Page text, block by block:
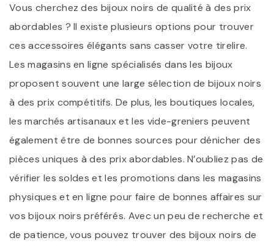
Vous cherchez des bijoux noirs de qualité à des prix
abordables ? Il existe plusieurs options pour trouver
ces accessoires élégants sans casser votre tirelire.
Les magasins en ligne spécialisés dans les bijoux
proposent souvent une large sélection de bijoux noirs
à des prix compétitifs. De plus, les boutiques locales,
les marchés artisanaux et les vide-greniers peuvent
également être de bonnes sources pour dénicher des
pièces uniques à des prix abordables. N’oubliez pas de
vérifier les soldes et les promotions dans les magasins
physiques et en ligne pour faire de bonnes affaires sur
vos bijoux noirs préférés. Avec un peu de recherche et
de patience, vous pouvez trouver des bijoux noirs de